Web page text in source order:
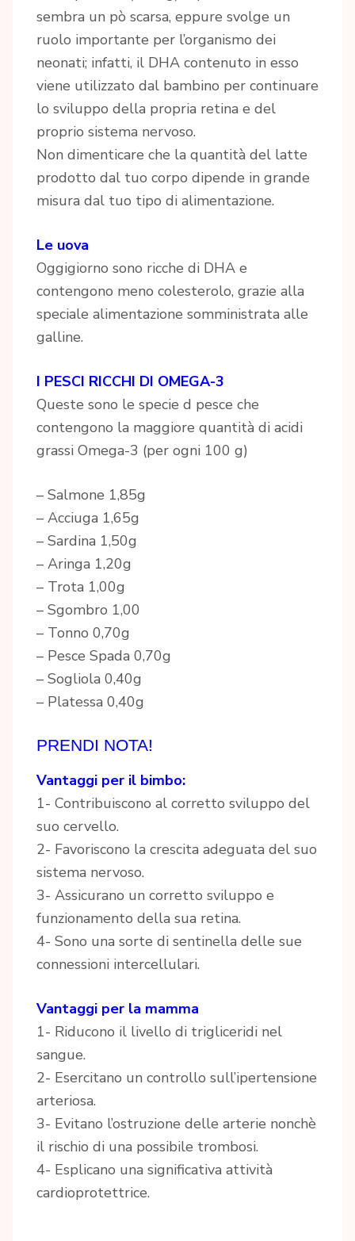
sembra un pò scarsa, eppure svolge un
ruolo importante per l’organismo dei
neonati; infatti, il DHA contenuto in esso
viene utilizzato dal bambino per continuare
lo sviluppo della propria retina e del
proprio sistema nervoso.
Non dimenticare che la quantità del latte
prodotto dal tuo corpo dipende in grande
misura dal tuo tipo di alimentazione.
Le uova
Oggigiorno sono ricche di DHA e
contengono meno colesterolo, grazie alla
speciale alimentazione somministrata alle
galline.
I PESCI RICCHI DI OMEGA-3
Queste sono le specie d pesce che
contengono la maggiore quantità di acidi
grassi Omega-3 (per ogni 100 g)
– Salmone 1,85g
– Acciuga 1,65g
– Sardina 1,50g
– Aringa 1,20g
– Trota 1,00g
– Sgombro 1,00
– Tonno 0,70g
– Pesce Spada 0,70g
– Sogliola 0,40g
– Platessa 0,40g
PRENDI NOTA!
Vantaggi per il bimbo:
1- Contribuiscono al corretto sviluppo del
suo cervello.
2- Favoriscono la crescita adeguata del suo
sistema nervoso.
3- Assicurano un corretto sviluppo e
funzionamento della sua retina.
4- Sono una sorte di sentinella delle sue
connessioni intercellulari.
Vantaggi per la mamma
1- Riducono il livello di trigliceridi nel
sangue.
2- Esercitano un controllo sull’ipertensione
arteriosa.
3- Evitano l’ostruzione delle arterie nonchè
il rischio di una possibile trombosi.
4- Esplicano una significativa attività
cardioprotettrice.